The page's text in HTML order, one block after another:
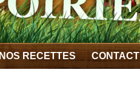
NOS RECETTES CONTACT